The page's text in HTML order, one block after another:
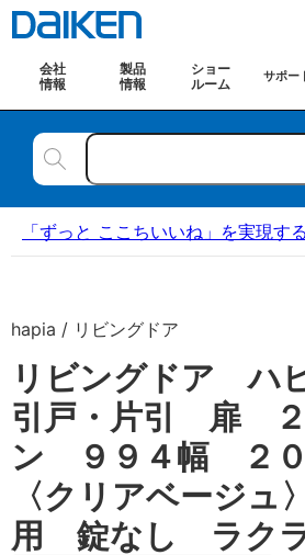
会社
情報
製品
情報
ショー
ルーム
サポー
「ずっと ここちいいね」を実現
hapia / リビングドア
リビングドア ハ
引戸・片引 扉 ２
ン ９９４幅 ２
〈クリアベージ
用 錠なし ラク